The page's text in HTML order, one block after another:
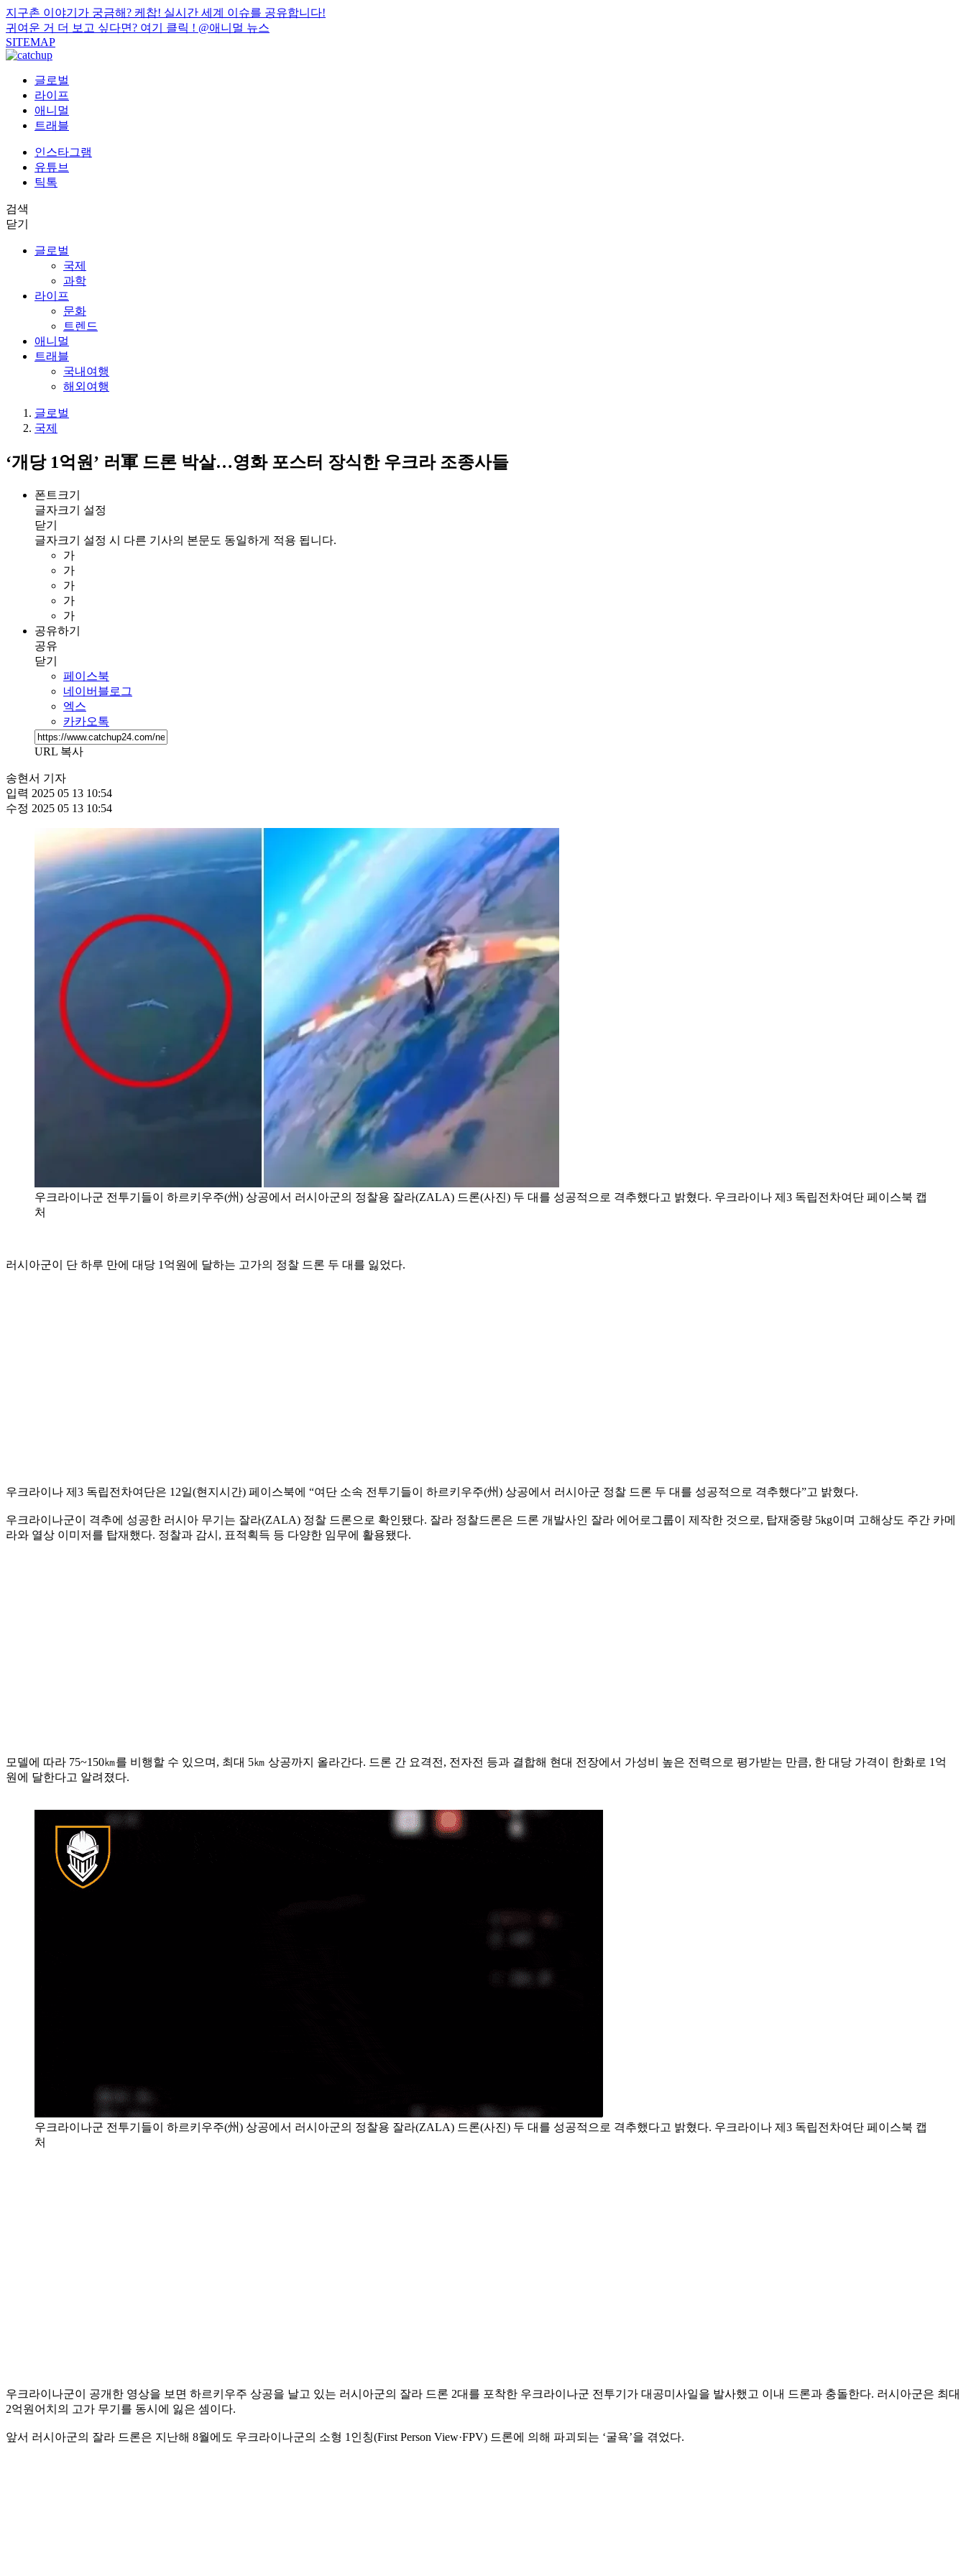
지구촌 이야기가 궁금해? 케찹! 실시간 세계 이슈를 공유합니다!
귀여운 거 더 보고 싶다면? 여기 클릭 ! @애니멀 뉴스
SITEMAP
글로벌
라이프
애니멀
트래블
인스타그램
유튜브
틱톡
검색
닫기
글로벌
국제
과학
라이프
문화
트렌드
애니멀
트래블
국내여행
해외여행
글로벌
국제
‘개당 1억원’ 러軍 드론 박살…영화 포스터 장식한 우크라 조종사들
폰트크기
글자크기 설정
닫기
글자크기 설정 시 다른 기사의 본문도 동일하게 적용 됩니다.
가
가
가
가
가
공유하기
공유
닫기
페이스북
네이버블로그
엑스
카카오톡
URL 복사
송현서 기자
입력 2025 05 13 10:54
수정 2025 05 13 10:54
우크라이나군 전투기들이 하르키우주(州) 상공에서 러시아군의 정찰용 잘라(ZALA) 드론(사진) 두 대를 성공적으로 격추했다고 밝혔다. 우크라이나 제3 독립전차여단 페이스북 캡
처
러시아군이 단 하루 만에 대당 1억원에 달하는 고가의 정찰 드론 두 대를 잃었다.
우크라이나 제3 독립전차여단은 12일(현지시간) 페이스북에 “여단 소속 전투기들이 하르키우주(州) 상공에서 러시아군 정찰 드론 두 대를 성공적으로 격추했다”고 밝혔다.
우크라이나군이 격추에 성공한 러시아 무기는 잘라(ZALA) 정찰 드론으로 확인됐다. 잘라 정찰드론은 드론 개발사인 잘라 에어로그룹이 제작한 것으로, 탑재중량 5kg이며 고해상도 주간 카메
라와 열상 이미저를 탑재했다. 정찰과 감시, 표적획득 등 다양한 임무에 활용됐다.
모델에 따라 75~150㎞를 비행할 수 있으며, 최대 5㎞ 상공까지 올라간다. 드론 간 요격전, 전자전 등과 결합해 현대 전장에서 가성비 높은 전력으로 평가받는 만큼, 한 대당 가격이 한화로 1억
원에 달한다고 알려졌다.
우크라이나군 전투기들이 하르키우주(州) 상공에서 러시아군의 정찰용 잘라(ZALA) 드론(사진) 두 대를 성공적으로 격추했다고 밝혔다. 우크라이나 제3 독립전차여단 페이스북 캡
처
우크라이나군이 공개한 영상을 보면 하르키우주 상공을 날고 있는 러시아군의 잘라 드론 2대를 포착한 우크라이나군 전투기가 대공미사일을 발사했고 이내 드론과 충돌한다. 러시아군은 최대
2억원어치의 고가 무기를 동시에 잃은 셈이다.
앞서 러시아군의 잘라 드론은 지난해 8월에도 우크라이나군의 소형 1인칭(First Person View·FPV) 드론에 의해 파괴되는 ‘굴욕’을 겪었다.